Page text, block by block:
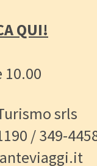
QUI!
10.00
srls
/ 349-